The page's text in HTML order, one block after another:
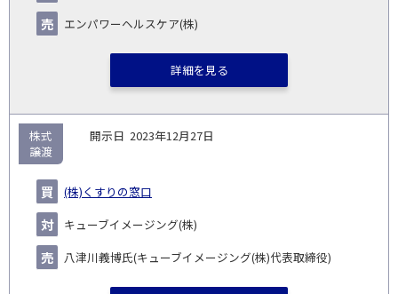
エンパワーヘルスケア(株)
詳細を見る
2023年12月27日
(株)くすりの窓口
キューブイメージング(株)
八津川義博氏(キューブイメージング(株)代表取締役)
株式
譲渡